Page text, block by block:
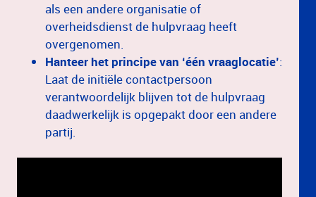
als een andere organisatie of
overheidsdienst de hulpvraag heeft
overgenomen.
Hanteer het principe van ‘één vraaglocatie’:
Laat de initiële contactpersoon
verantwoordelijk blijven tot de hulpvraag
daadwerkelijk is opgepakt door een andere
partij. ​​​​​​​